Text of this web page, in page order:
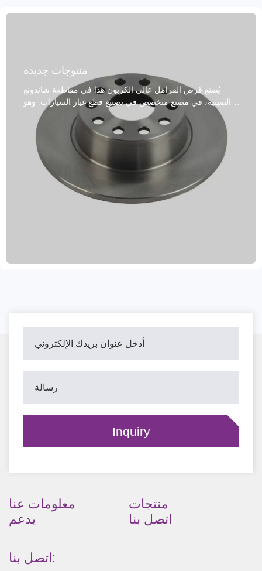
منتوجات جديدة
يُصنع قرص الفرامل عالي الكربون هذا في مقاطعة شاندونغ
الصينية، في مصنع متخصص في تصنيع قطع غيار السيارات. وهو
مصنوع من مجموعة متنوعة من المواد عالية الجودة، بما في ذلك
الحديد الزهر الرمادي، وGG20، والفولاذ عالي الكربون. حاصل
على شهادة نظام الجودة IATF TS16949 وشهادة R90 E-mark
EU، مما يضمن أداءً ثابتًا وموثوقًا للفرامل. يتميز بتوازن
ديناميكي، وتركيب دقيق وتشغيل سلس، مع ثقوب تثبيت عالية
الدقة. يتوافق مع أكثر من 99% من طرازات السيارات العالمية،
ويلبي المتطلبات التنظيمية في مختلف الأسواق. معالجات السطح
المضادة للصدأ، مثل أختام الزيت، والطلاء بالرش، أو الطلاء،
للطلبات التجريبية، وضمانًا لمدة عامين مع ضمان قطع مسافة
معلومات عنا
منتجات
يدعم
اتصل بنا
اتصل بنا: